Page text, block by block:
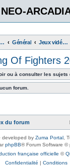
NEO-
Index du forum Général Jeux vidéo d'arcade
Of Fighters
ou à consulter les sujets
forum.
du forum
developed by Zuma Portal ,
phpBB® Forum Software ©
française officielle ©
Confidentialité | Conditions